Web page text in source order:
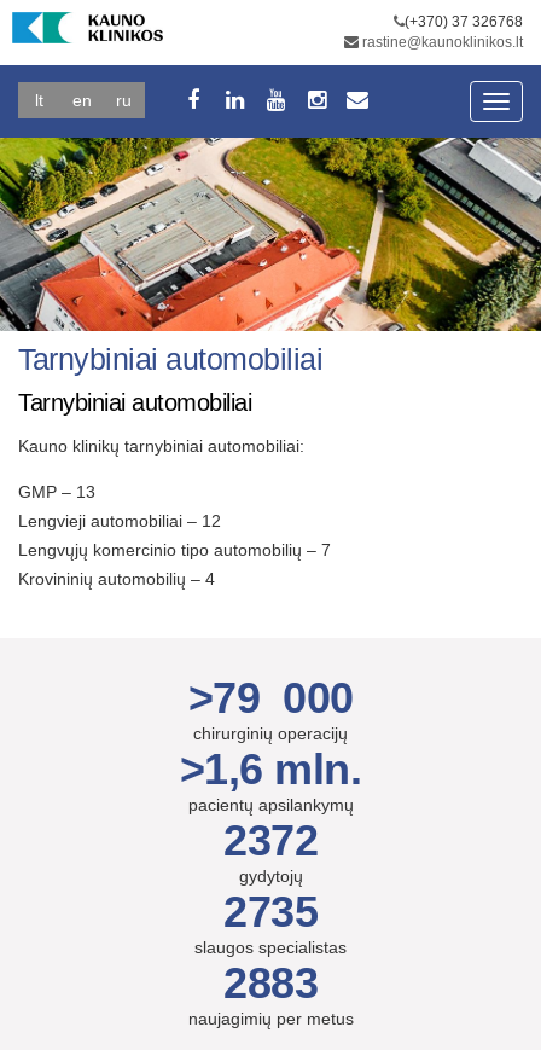
(+370) 37 326768
rastine@kaunoklinikos.lt
lt en ru
Tarnybiniai automobiliai
Tarnybiniai automobiliai
Kauno klinikų tarnybiniai automobiliai:
GMP – 13
Lengvieji automobiliai – 12
Lengvųjų komercinio tipo automobilių – 7
Krovininių automobilių – 4
>79 000
chirurginių operacijų
>1,6 mln.
pacientų apsilankymų
2372
gydytojų
2735
slaugos specialistas
2883
naujagimių per metus